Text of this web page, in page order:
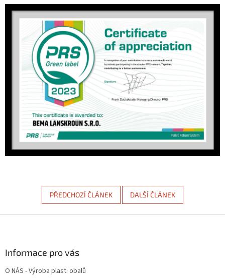
PŘEDCHOZÍ ČLÁNEK DALŠÍ ČLÁNEK
Informace pro vás
O NÁS - Výroba plast. obalů